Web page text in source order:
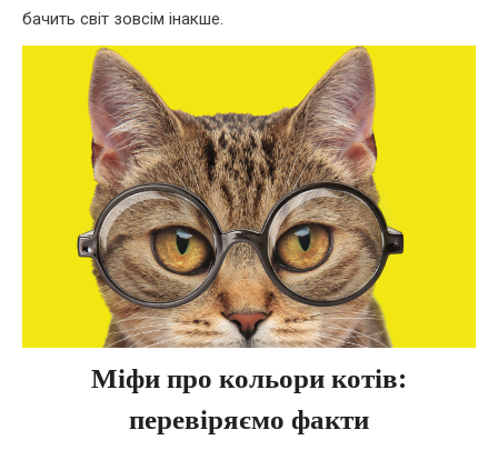
бачить світ зовсім інакше.
Міфи про кольори котів:
перевіряємо факти